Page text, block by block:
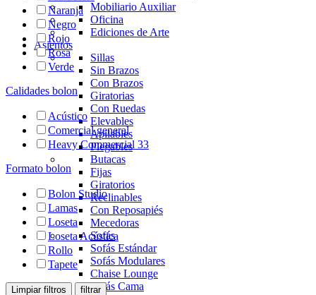
Mobiliario Auxiliar
Oficina
Ediciones de Arte
Asientos
Sillas
Sin Brazos
Con Brazos
Giratorias
Con Ruedas
Elevables
Apilables
Plegables
Butacas
Fijas
Giratorios
Reclinables
Con Reposapiés
Mecedoras
Sofás
Sofás Estándar
Sofás Modulares
Chaise Lounge
Sofás Cama
Naranja
Negro
Rojo
Rosa
Verde
Calidades bolon
Acústico
Comercial general
Heavy Commercial 33
Formato bolon
Bolon Studio
Lamas
Loseta
Loseta Acústica
Rollo
Tapete